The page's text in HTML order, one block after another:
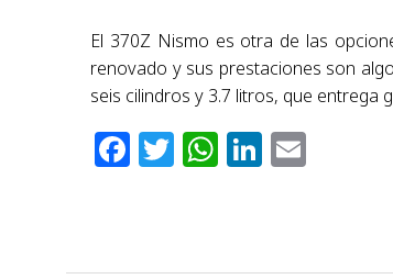
El 370Z Nismo es otra de las
renovado y sus prestaciones son
seis cilindros y 3.7 litros, que entrega
Facebook
Twitter
WhatsApp
LinkedIn